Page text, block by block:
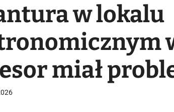
w lokalu
miał
się